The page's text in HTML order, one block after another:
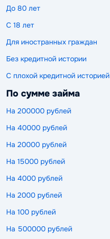
До 80 лет
С 18 лет
Для иностранных граждан
Без кредитной истории
С плохой кредитной историей
По сумме займа
На 200000 рублей
На 40000 рублей
На 20000 рублей
На 15000 рублей
На 4000 рублей
На 2000 рублей
На 100 рублей
На 500000 рублей